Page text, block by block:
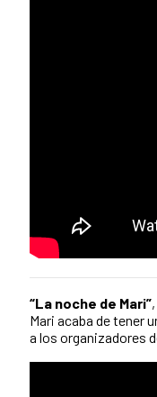
“La noche de Mari”
Mari acaba de tener
a los organizadores